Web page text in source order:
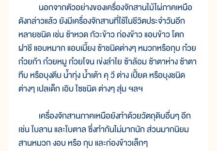
นอกจากตัวอย่างของเครื่องจักสานไม้ไผ่ภาคเหนือ
ดังกล่าวแล้ว ยังมีเครื่องจักสานที่ใช้ในชีวิตประจำวันอีก
หลายชนิด เช่น ซ้าหวด กัวะข้าว ก่องข้าว แอบข้าว โตก
ฝาชี แอบหมาก แอบเมี้ยง ซ้าชนิดต่างๆ หมวกหรือกุบ ก๋วย
ก๋วยก้า ก๋วยหมู ก๋วยโจน เข่งลำไย ซ้าล้อม ซ้าตาห่าง ซ้าตา
ทึบ หรือบุงตีบ น้ำทุ่ง น้ำเต้า คุ วี ต่าง เปี้ยด หรือบุงชนิด
ต่างๆ เปลเด็ก เอิบ ไซชนิด ต่างๆ สุ่ม ฯลฯ
เครื่องจักสานภาคเหนือยังทำด้วยวัตถุดิบอื่นๆ อีก
เช่น ใบลาน และใบตาล ซึ่งทำกันไม่มากนัก ส่วนมากนิยม
สานหมวก งอบ หรือ กุบ และก่องข้าวเล็กๆ